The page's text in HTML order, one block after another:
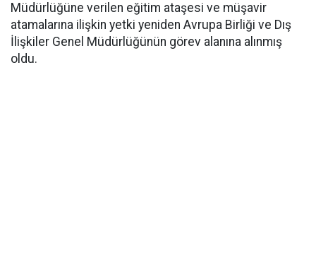
Müdürlüğüne verilen eğitim ataşesi ve müşavir
atamalarına ilişkin yetki yeniden Avrupa Birliği ve Dış
İlişkiler Genel Müdürlüğünün görev alanına alınmış
oldu.